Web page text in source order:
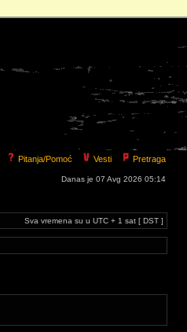
Pitanja/Pomoć Vesti Pretraga
Danas je 07 Avg 2026 05:14
Sva vremena su u UTC + 1 sat [ DST ]